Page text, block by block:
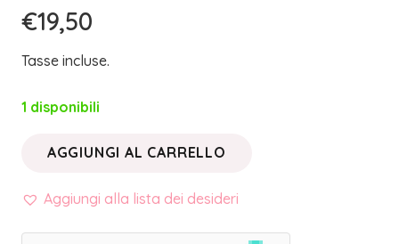
€19,50
Tasse incluse.
1 disponibili
PER
AGGIUNGI AL CARRELLO
Aggiungi alla lista dei desideri